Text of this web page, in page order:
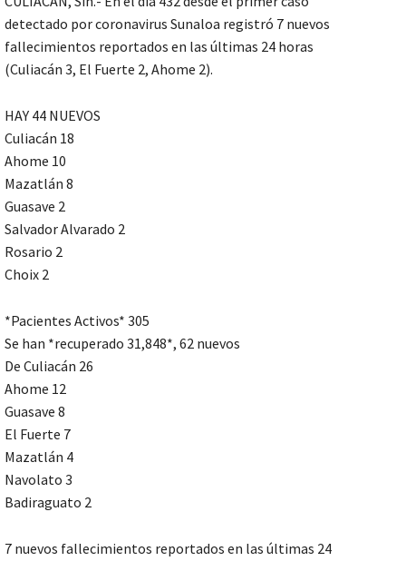
detectado por coronavirus Sunaloa registró 7 nuevos
fallecimientos reportados en las últimas 24 horas
(Culiacán 3, El Fuerte 2, Ahome 2).
HAY 44 NUEVOS
Culiacán 18
Ahome 10
Mazatlán 8
Guasave 2
Salvador Alvarado 2
Rosario 2
Choix 2
*Pacientes Activos* 305
Se han *recuperado 31,848*, 62 nuevos
De Culiacán 26
Ahome 12
Guasave 8
El Fuerte 7
Mazatlán 4
Navolato 3
Badiraguato 2
7 nuevos fallecimientos reportados en las últimas 24